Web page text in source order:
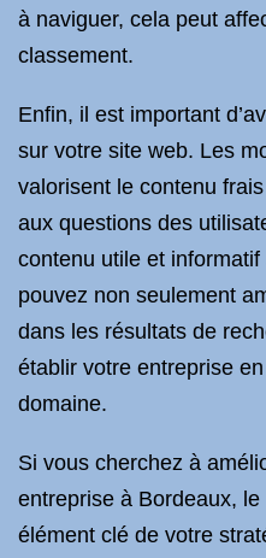
à naviguer, cela peut
classement.
Enfin, il est important
sur votre site web. Les
valorisent le contenu
aux questions des
contenu utile et
pouvez non seulement
dans les résultats de
établir votre entreprise
domaine.
Si vous cherchez à
entreprise à Bordeaux,
élément clé de votre